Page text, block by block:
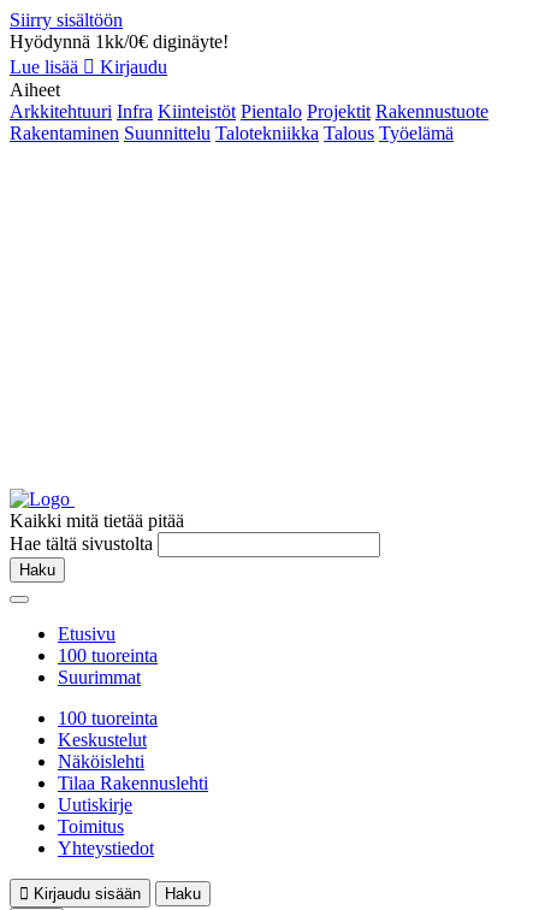
Siirry sisältöön
Hyödynnä 1kk/0€ diginäyte!
Lue lisää
Kirjaudu
Aiheet
Arkkitehtuuri Infra Kiinteistöt Pientalo Projektit Rakennustuote
Rakentaminen Suunnittelu Talotekniikka Talous Työelämä
Kaikki mitä tietää pitää
Hae tältä sivustolta
Haku
Etusivu
100 tuoreinta
Suurimmat
100 tuoreinta
Keskustelut
Näköislehti
Tilaa Rakennuslehti
Uutiskirje
Toimitus
Yhteystiedot
Kirjaudu sisään
Haku